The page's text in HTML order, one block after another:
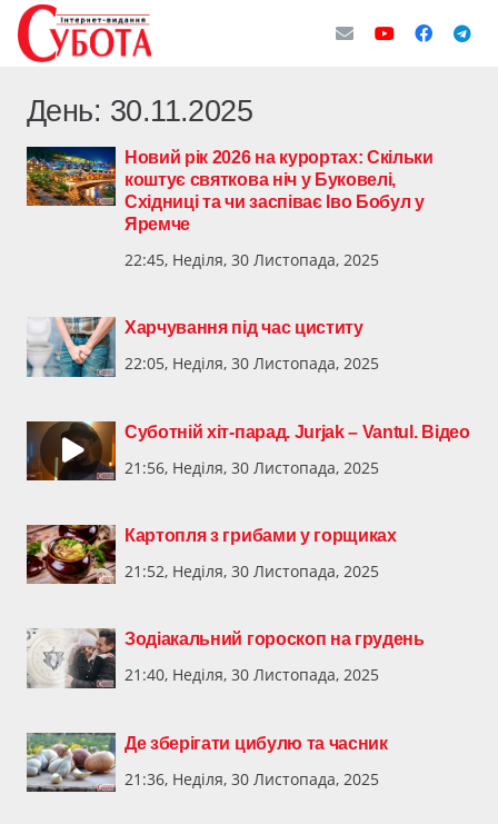
День: 30.11.2025
Новий рік 2026 на курортах: Скільки
коштує святкова ніч у Буковелі,
Східниці та чи заспіває Іво Бобул у
Яремче
22:45, Неділя, 30 Листопада, 2025
Харчування під час циститу
22:05, Неділя, 30 Листопада, 2025
Суботній хіт-парад. Jurjak – Vantul. Відео
21:56, Неділя, 30 Листопада, 2025
Картопля з грибами у горщиках
21:52, Неділя, 30 Листопада, 2025
Зодіакальний гороскоп на грудень
21:40, Неділя, 30 Листопада, 2025
Де зберігати цибулю та часник
21:36, Неділя, 30 Листопада, 2025